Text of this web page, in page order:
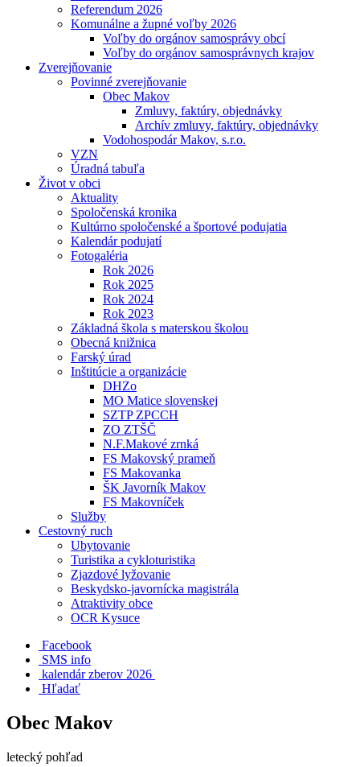
Referendum 2026
Komunálne a župné voľby 2026
Voľby do orgánov samosprávy obcí
Voľby do orgánov samosprávnych krajov
Zverejňovanie
Povinné zverejňovanie
Obec Makov
Zmluvy, faktúry, objednávky
Archív zmluvy, faktúry, objednávky
Vodohospodár Makov, s.r.o.
VZN
Úradná tabuľa
Život v obci
Aktuality
Spoločenská kronika
Kultúrno spoločenské a športové podujatia
Kalendár podujatí
Fotogaléria
Rok 2026
Rok 2025
Rok 2024
Rok 2023
Základná škola s materskou školou
Obecná knižnica
Farský úrad
Inštitúcie a organizácie
DHZo
MO Matice slovenskej
SZTP ZPCCH
ZO ZTŠČ
N.F.Makové zrnká
FS Makovský prameň
FS Makovanka
ŠK Javorník Makov
FS Makovníček
Služby
Cestovný ruch
Ubytovanie
Turistika a cykloturistika
Zjazdové lyžovanie
Beskydsko-javornícka magistrála
Atraktivity obce
OCR Kysuce
Facebook
SMS info
​ kalendár zberov 2026
Hľadať
Obec Makov
letecký pohľad